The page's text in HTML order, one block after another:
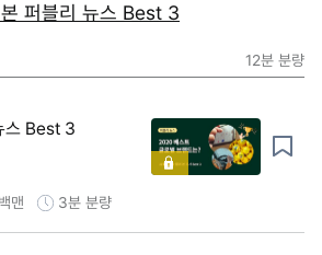
퍼블리 뉴스 Best 3
12분 분량
스 Best 3
맨 3분 분량